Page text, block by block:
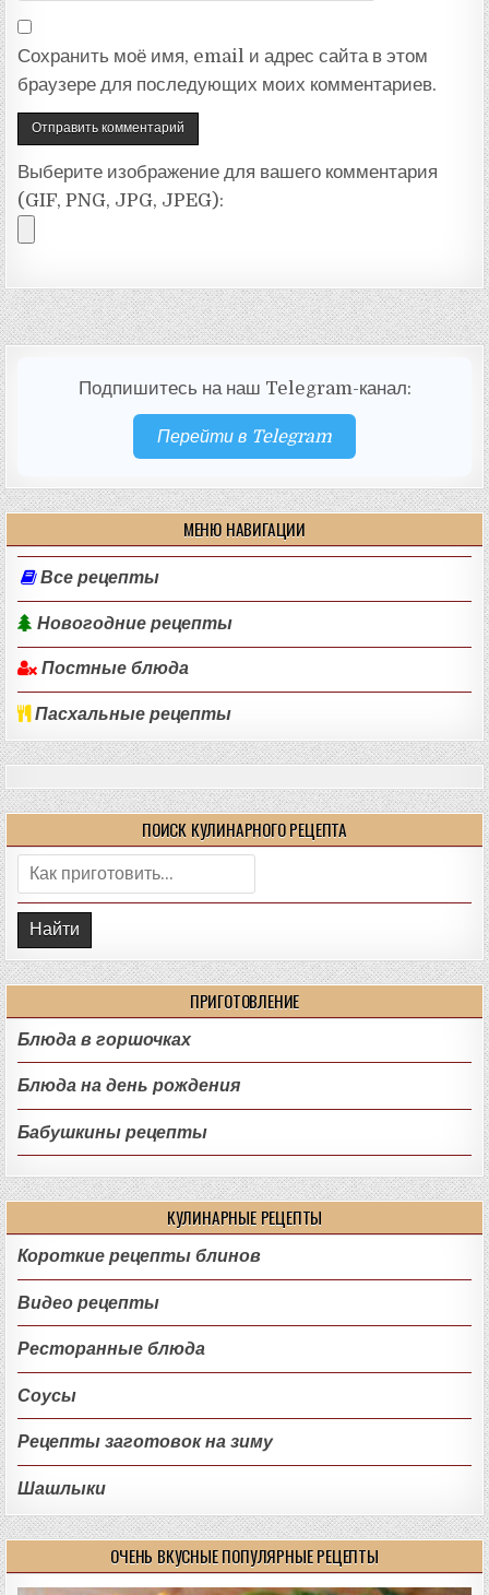
Сохранить моё имя, email и адрес сайта в этом
браузере для последующих моих комментариев.
Выберите изображение для вашего комментария
(GIF, PNG, JPG, JPEG):
Подпишитесь на наш Telegram-канал:
Перейти в Telegram
МЕНЮ НАВИГАЦИИ
Все рецепты
Новогодние рецепты
Постные блюда
Пасхальные рецепты
ПОИСК КУЛИНАРНОГО РЕЦЕПТА
Поиск:
ПРИГОТОВЛЕНИЕ
Блюда в горшочках
Блюда на день рождения
Бабушкины рецепты
КУЛИНАРНЫЕ РЕЦЕПТЫ
Короткие рецепты блинов
Видео рецепты
Ресторанные блюда
Соусы
Рецепты заготовок на зиму
Шашлыки
ОЧЕНЬ ВКУСНЫЕ ПОПУЛЯРНЫЕ РЕЦЕПТЫ